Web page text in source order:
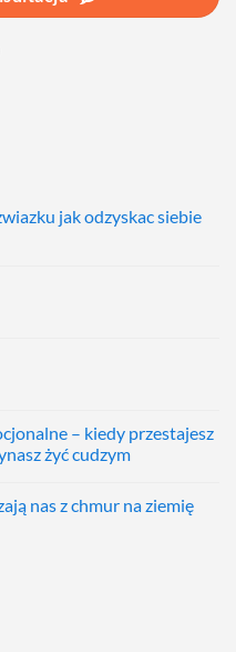
jak odzyskac siebie
– kiedy przestajesz
żyć cudzym
nas z chmur na ziemię